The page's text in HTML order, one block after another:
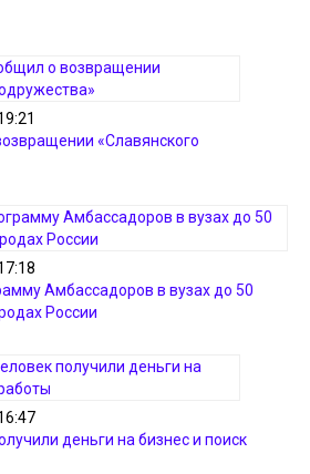
«Славянского
Амбассадоров в вузах до 50
России
деньги на бизнес и поиск